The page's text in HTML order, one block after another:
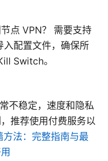
点 VPN？ 需要支持
入配置文件，确保所
Switch。
不稳定，速度和隐私
推荐使用付费服务以
方法：完整指南与最